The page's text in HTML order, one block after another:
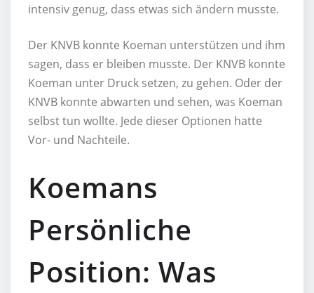
intensiv genug, dass etwas sich ändern musste.
Der KNVB konnte Koeman unterstützen und ihm
sagen, dass er bleiben musste. Der KNVB konnte
Koeman unter Druck setzen, zu gehen. Oder der
KNVB konnte abwarten und sehen, was Koeman
selbst tun wollte. Jede dieser Optionen hatte
Vor- und Nachteile.
Koemans
Persönliche
Position: Was